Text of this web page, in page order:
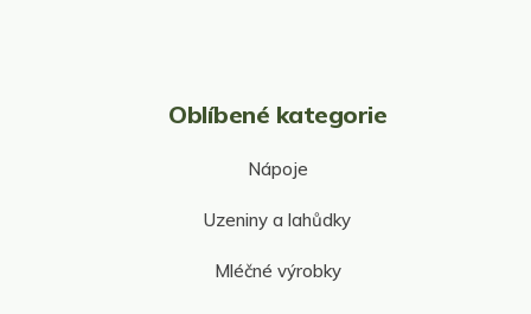
Oblíbené kategorie
Nápoje
Uzeniny a lahůdky
Mléčné výrobky